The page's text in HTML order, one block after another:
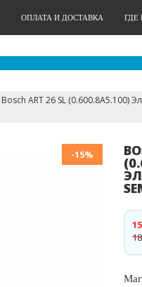
ОПЛАТА И ДОСТАВКА ГДЕ
Bosch ART 26 SL (0.600.8A5.100)
-15%